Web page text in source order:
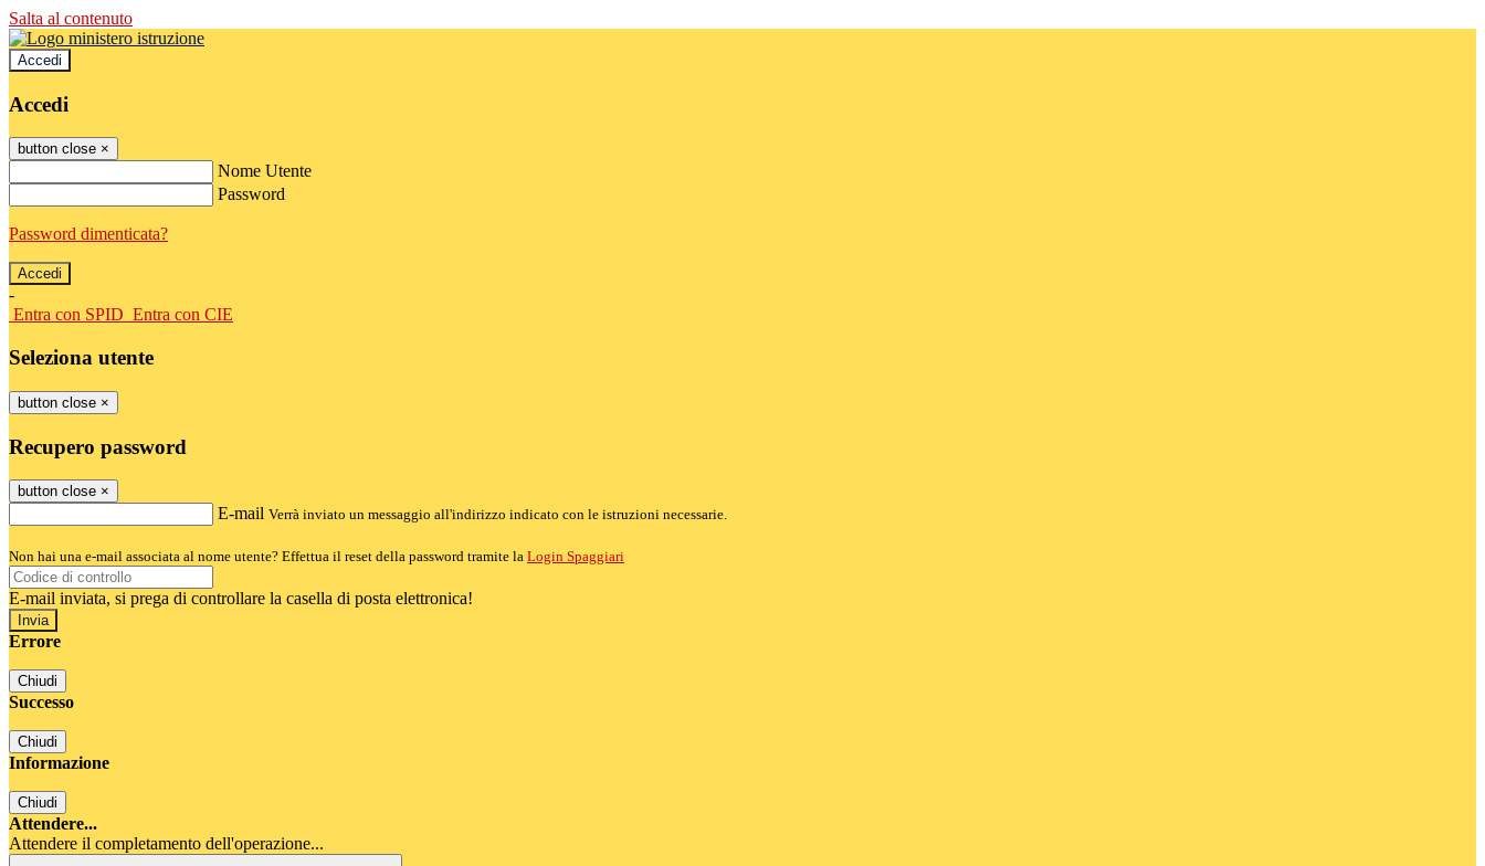
Salta al contenuto
Accedi
Accedi
button close ×
Nome Utente
Password
Password dimenticata?
-
Entra con SPID Entra con CIE
Seleziona utente
button close ×
Recupero password
button close ×
E-mail Verrà inviato un messaggio all'indirizzo indicato con le istruzioni necessarie.
Non hai una e-mail associata al nome utente? Effettua il reset della password tramite la Login Spaggiari
E-mail inviata, si prega di controllare la casella di posta elettronica!
Errore
Chiudi
Successo
Chiudi
Informazione
Chiudi
Attendere...
Attendere il completamento dell'operazione...